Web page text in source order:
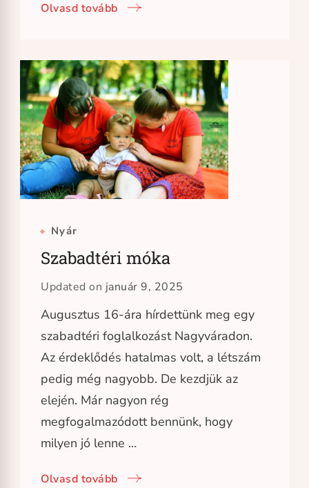
Olvasd tovább
Nyár
Szabadtéri móka
Updated on január 9, 2025
Augusztus 16-ára hírdettünk meg egy
szabadtéri foglalkozást Nagyváradon.
Az érdeklődés hatalmas volt, a létszám
pedig még nagyobb. De kezdjük az
elején. Már nagyon rég
megfogalmazódott bennünk, hogy
milyen jó lenne …
Olvasd tovább